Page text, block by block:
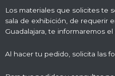
Los materiales que solicites te
sala de exhibición, de requerir
Guadalajara, te informaremos
Al hacer tu pedido, solicita las